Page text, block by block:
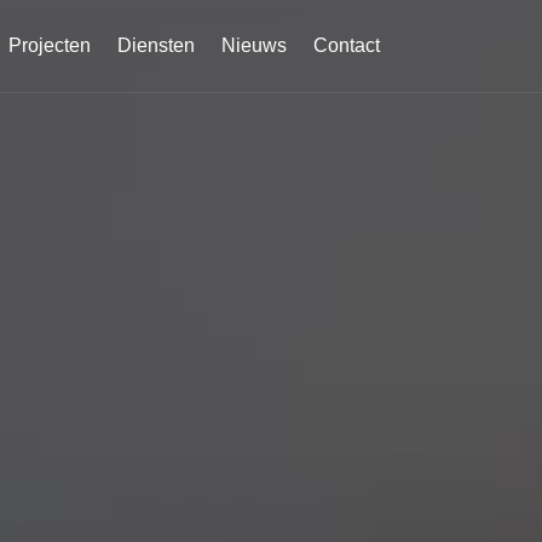
Projecten Diensten Nieuws Contact